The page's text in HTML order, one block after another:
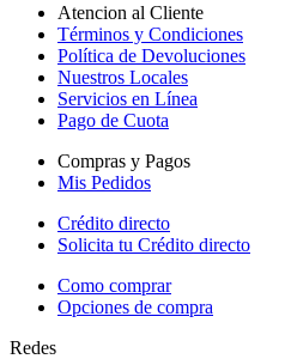
Atencion al Cliente
Términos y Condiciones
Política de Devoluciones
Nuestros Locales
Servicios en Línea
Pago de Cuota
Compras y Pagos
Mis Pedidos
Crédito directo
Solicita tu Crédito directo
Como comprar
Opciones de compra
Redes